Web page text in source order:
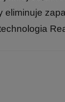
eliminuje